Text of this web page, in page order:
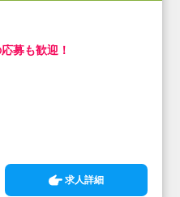
募も歓迎！
求人詳細